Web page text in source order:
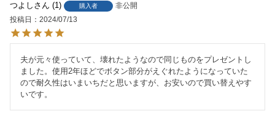
つよし 1 購入者
非公開
投稿日
2024/07/13
夫が元々使っていて、壊れたようなので同じものをプレゼントし
ました。使用2年ほどでボタン部分がえぐれたようになっていた
ので耐久性はいまいちだと思いますが、お安いので買い替えやす
いです。